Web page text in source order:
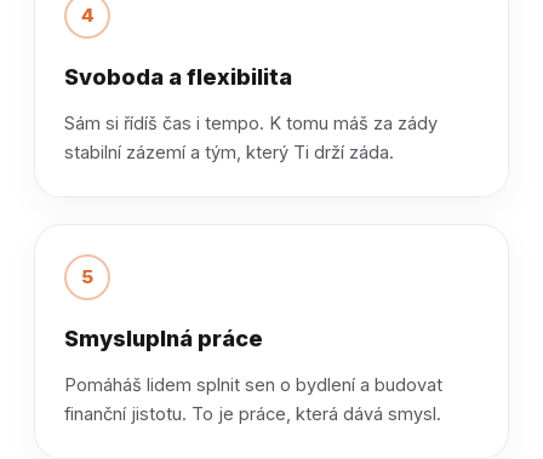
4
Svoboda a flexibilita
Sám si řídíš čas i tempo. K tomu máš za zády
stabilní zázemí a tým, který Ti drží záda.
5
Smysluplná práce
Pomáháš lidem splnit sen o bydlení a budovat
finanční jistotu. To je práce, která dává smysl.